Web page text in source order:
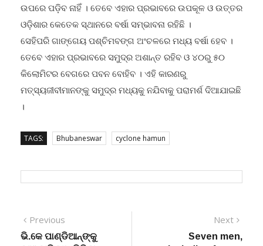
ଉପରେ ପଡ଼ିବ ନାହିଁ । ତେବେ ଏହାର ପ୍ରଭାବରେ ଉପକୂଳ ଓ ଉତ୍ତର
ଓଡ଼ିଶାର କେତେକ ସ୍ଥାନରେ ବର୍ଷା ସମ୍ଭାବନା ରହିଛି ।
ସେହିପରି ଗାଙ୍ଗେୟ ପଶ୍ଚିମବଙ୍ଗ ଅଂଚଳରେ ମଧ୍ୟ ବର୍ଷା ହେବ ।
ତେବେ ଏହାର ପ୍ରଭାବରେ ସମୁଦ୍ର ଅଶାନ୍ତ ରହିବ ଓ ୪୦ରୁ ୫୦
କିଲୋମିଟର ବେଗରେ ପବନ ବୋହିବ । ଏହି କାରଣରୁ
ମତ୍ସ୍ୟଜୀବୀମାନଙ୍କୁ ସମୁଦ୍ର ମଧ୍ୟକୁ ନଯିବାକୁ ପରାମର୍ଶ ଦିଆଯାଇଛି
।
TAGS: Bhubaneswar cyclone hamun
Post
navigation
Previous
post:
ଭି.କେ ପାଣ୍ଡିଆନ୍‌ଙ୍କୁ
Next
post:
Seven men,